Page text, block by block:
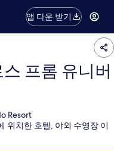
앱 다운 받기
프롬 유니버
Resort
위치한 호텔, 야외 수영장 이